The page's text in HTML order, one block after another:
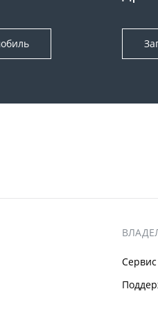
Сервис